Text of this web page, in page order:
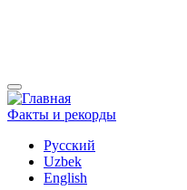
Факты и рекорды
Русский
Uzbek
English